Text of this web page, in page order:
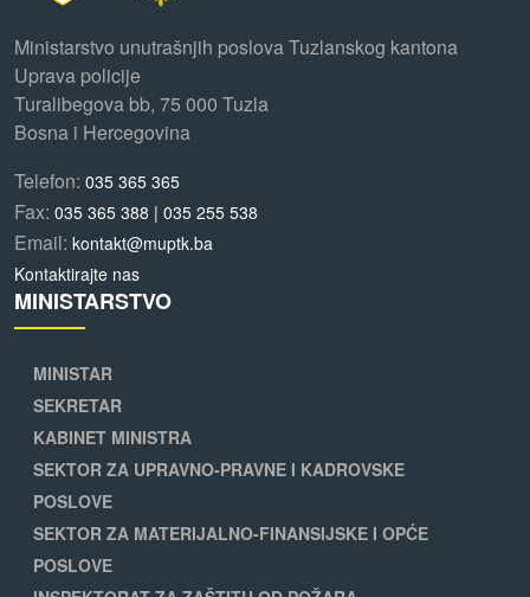
Ministarstvo unutrašnjih poslova Tuzlanskog kantona
Uprava policije
Turalibegova bb, 75 000 Tuzla
Bosna i Hercegovina
Telefon: 035 365 365
Fax: 035 365 388 | 035 255 538
Email: kontakt@muptk.ba
Kontaktirajte nas
MINISTARSTVO
MINISTAR
SEKRETAR
KABINET MINISTRA
SEKTOR ZA UPRAVNO-PRAVNE I KADROVSKE
POSLOVE
SEKTOR ZA MATERIJALNO-FINANSIJSKE I OPĆE
POSLOVE